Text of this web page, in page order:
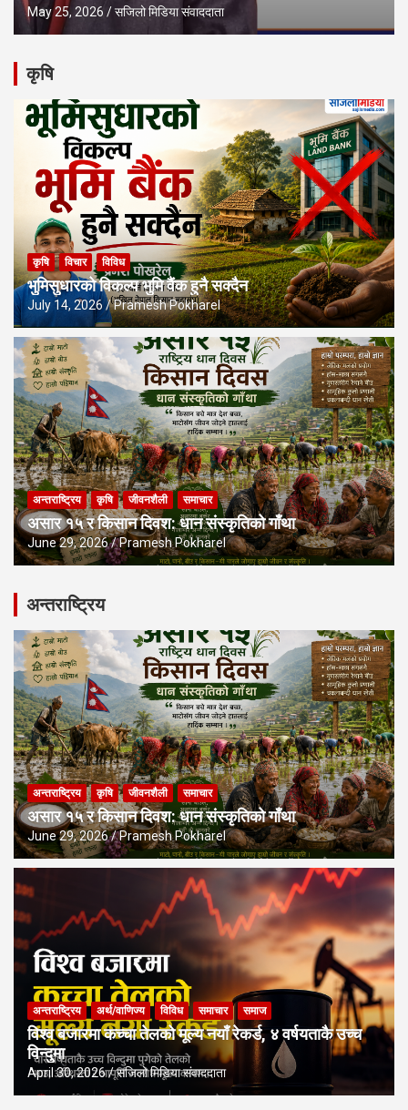
May 20, 2026 सजिलो मिडिया संवाददाता
कृषि
कृषि विचार विविध
भुमिसुधारको विकल्प भुमि वैंक हुनै सक्दैन
July 14, 2026 Pramesh Pokharel
अन्तराष्ट्रिय कृषि जीवनशैली समाचार
असार १५ र किसान दिवश: धान संस्कृतिको गाँथा
June 29, 2026 Pramesh Pokharel
अन्तराष्ट्रिय
अन्तराष्ट्रिय कृषि जीवनशैली समाचार
असार १५ र किसान दिवश: धान संस्कृतिको गाँथा
June 29, 2026 Pramesh Pokharel
अन्तराष्ट्रिय अर्थ/वाणिज्य विविध समाचार समाज
विश्व बजारमा कच्चा तेलको मूल्य नयाँ रेकर्ड, ४ वर्षयताकै उच्च
विन्दुमा
April 30, 2026 सजिलो मिडिया संवाददाता